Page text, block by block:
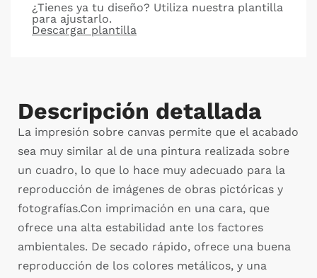
¿Tienes ya tu diseño? Utiliza nuestra plantilla
para ajustarlo.
Descargar plantilla
Descripción detallada
La impresión sobre canvas permite que el acabado
sea muy similar al de una pintura realizada sobre
un cuadro, lo que lo hace muy adecuado para la
reproducción de imágenes de obras pictóricas y
fotografías.Con imprimación en una cara, que
ofrece una alta estabilidad ante los factores
ambientales. De secado rápido, ofrece una buena
reproducción de los colores metálicos, y una